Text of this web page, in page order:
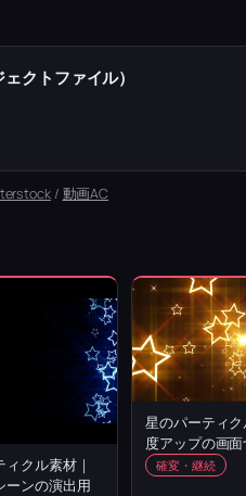
クトファイル）
/ 動画AC
クル素材｜
ーンの演出用
星のパーティ
度アップの画
確変・継続